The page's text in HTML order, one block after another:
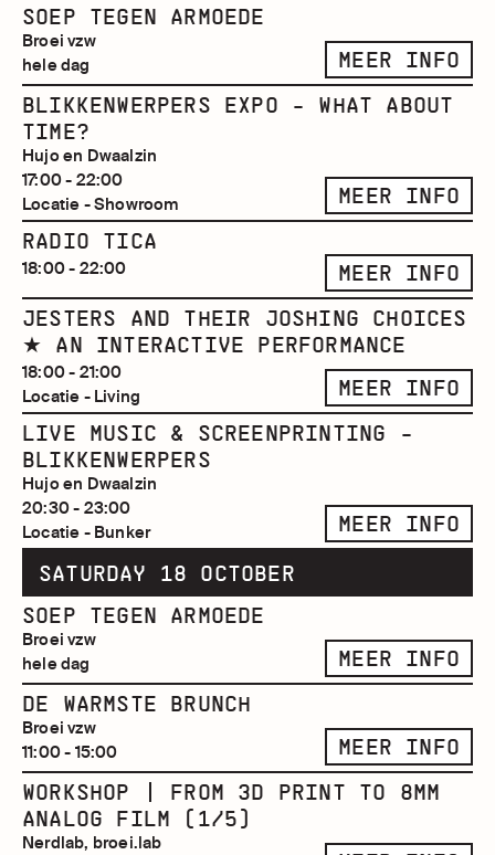
SOEP TEGEN ARMOEDE
Broei vzw
hele dag
MEER INFO
BLIKKENWERPERS EXPO - WHAT ABOUT
TIME?
Hujo en Dwaalzin
17:00 - 22:00
Locatie - Showroom
MEER INFO
RADIO TICA
18:00 - 22:00
MEER INFO
JESTERS AND THEIR JOSHING CHOICES
★ AN INTERACTIVE PERFORMANCE
18:00 - 21:00
Locatie - Living
MEER INFO
LIVE MUSIC & SCREENPRINTING -
BLIKKENWERPERS
Hujo en Dwaalzin
20:30 - 23:00
Locatie - Bunker
MEER INFO
SATURDAY 18 OCTOBER
SOEP TEGEN ARMOEDE
Broei vzw
hele dag
MEER INFO
DE WARMSTE BRUNCH
Broei vzw
11:00 - 15:00
MEER INFO
WORKSHOP | FROM 3D PRINT TO 8MM
ANALOG FILM (1/5)
Nerdlab, broei.lab